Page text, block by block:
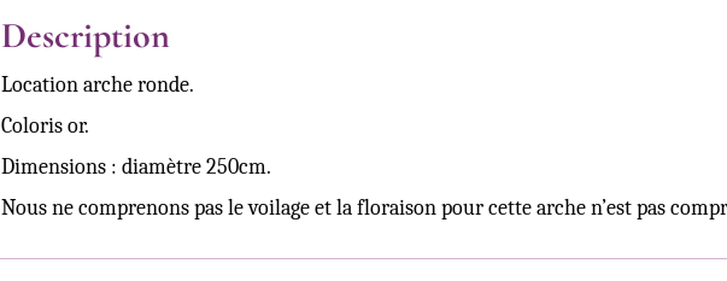
Description
Location arche ronde.
Coloris or.
Dimensions : diamètre 250cm.
Nous ne comprenons pas le voilage et la floraison pour cette arche n’est pas